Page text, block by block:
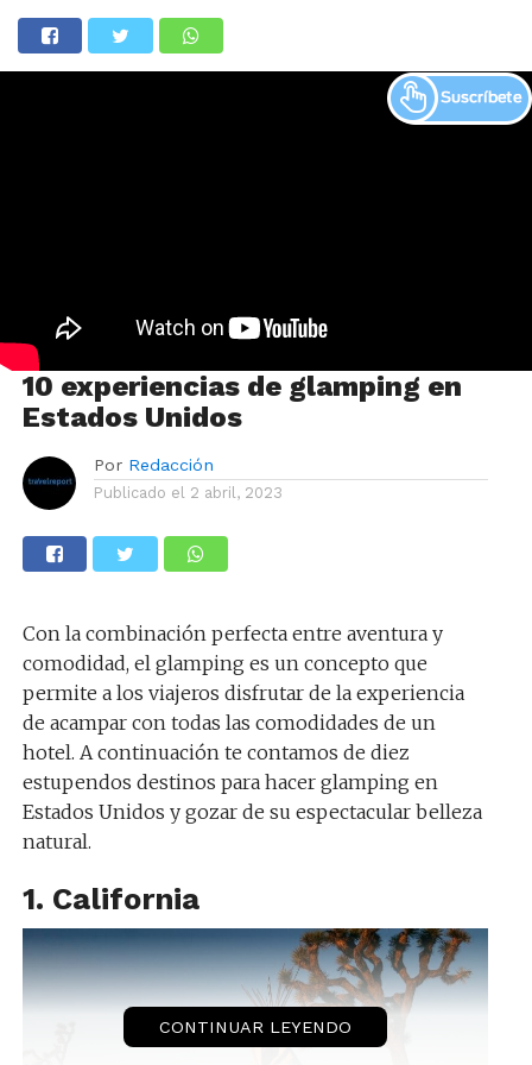
10 experiencias de glamping en
Estados Unidos
Por Redacción
Publicado el 2 abril, 2023
Con la combinación perfecta entre aventura y
comodidad, el glamping es un concepto que
permite a los viajeros disfrutar de la experiencia
de acampar con todas las comodidades de un
hotel. A continuación te contamos de diez
estupendos destinos para hacer glamping en
Estados Unidos y gozar de su espectacular belleza
natural.
1. California
CONTINUAR LEYENDO